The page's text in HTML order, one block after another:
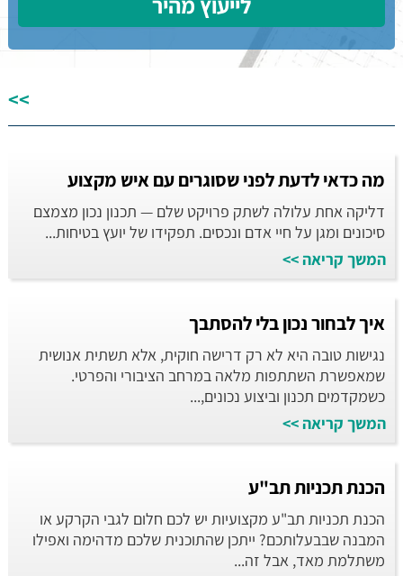
>>
מה כדאי לדעת לפני שסוגרים עם איש מקצוע
דליקה אחת עלולה לשתק פרויקט שלם — תכנון נכון מצמצם
סיכונים ומגן על חיי אדם ונכסים. תפקידו של יועץ בטיחות...
המשך קריאה >>
איך לבחור נכון בלי להסתבך
נגישות טובה היא לא רק דרישה חוקית, אלא תשתית אנושית
שמאפשרת השתתפות מלאה במרחב הציבורי והפרטי.
כשמקדמים תכנון וביצוע נכונים,...
המשך קריאה >>
הכנת תכניות תב"ע
הכנת תכניות תב"ע מקצועיות יש לכם חלום לגבי הקרקע או
המבנה שבבעלותכם? ייתכן שהתוכנית שלכם מדהימה ואפילו
משתלמת מאד, אבל זה...